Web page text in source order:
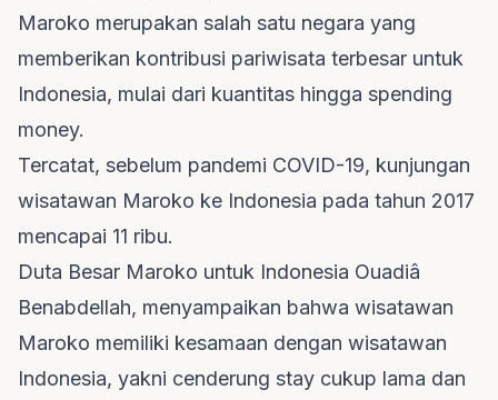
Maroko merupakan salah satu negara yang
memberikan kontribusi pariwisata terbesar untuk
Indonesia, mulai dari kuantitas hingga spending
money.
Tercatat, sebelum pandemi COVID-19, kunjungan
wisatawan Maroko ke Indonesia pada tahun 2017
mencapai 11 ribu.
Duta Besar Maroko untuk Indonesia Ouadiâ
Benabdellah, menyampaikan bahwa wisatawan
Maroko memiliki kesamaan dengan wisatawan
Indonesia, yakni cenderung stay cukup lama dan